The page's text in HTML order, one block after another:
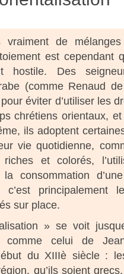
vraiment de
est cependant
hostile. Des
(comme Renaud
éviter d’utiliser les
chrétiens orientaux,
ils adoptent
vie quotidienne,
et colorés,
consommation
principalement
sur place.
» se voit
comme celui de
du XIIIè siècle :
qu’ils soient